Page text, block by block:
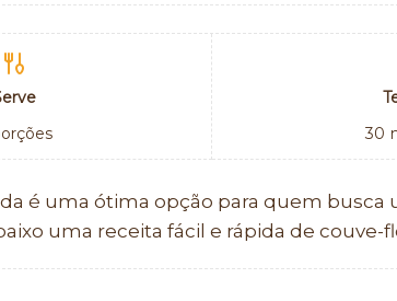
30
é uma ótima opção para quem busca
uma receita fácil e rápida de couve-